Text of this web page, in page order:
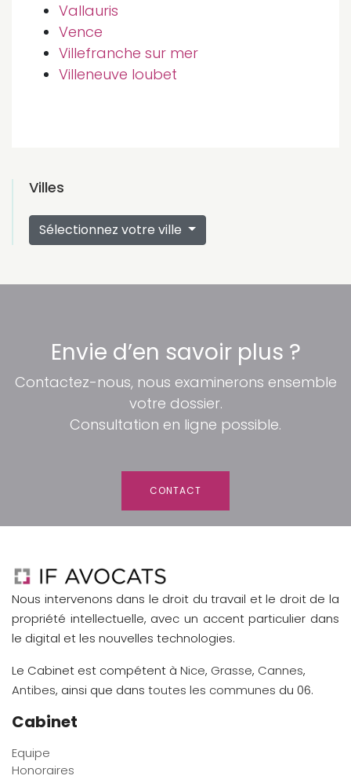
Vallauris
Vence
Villefranche sur mer
Villeneuve loubet
Villes
Sélectionnez votre ville
Envie d’en savoir plus ?
Contactez-nous, nous examinerons ensemble
votre dossier.
Consultation en ligne possible.
CONTACT
Nous intervenons dans le droit du travail et le droit de la
propriété intellectuelle, avec un accent particulier dans
le digital et les nouvelles technologies.
Le Cabinet est compétent à Nice, Grasse, Cannes,
Antibes, ainsi que dans toutes les communes du 06.
Cabinet
Equipe
Honoraires